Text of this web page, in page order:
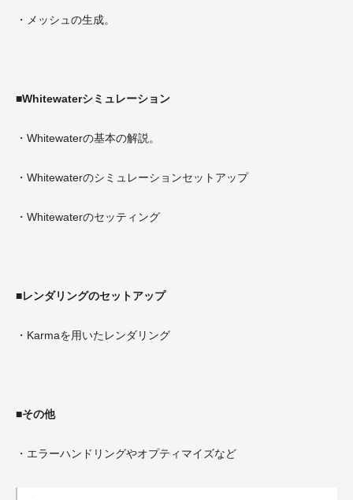
・メッシュの生成。
■Whitewaterシミュレーション
・Whitewaterの基本の解説。
・Whitewaterのシミュレーションセットアップ
・Whitewaterのセッティング
■レンダリングのセットアップ
・Karmaを用いたレンダリング
■その他
・エラーハンドリングやオプティマイズなど